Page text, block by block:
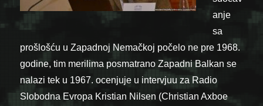
anje
sa
prošlošću u Zapadnoj Nemačkoj počelo ne pre 1968.
godine, tim merilima posmatrano Zapadni Balkan se
nalazi tek u 1967. ocenjuje u intervjuu za Radio
Slobodna Evropa Kristian Nilsen (Christian Axboe